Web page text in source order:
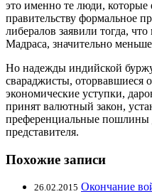
это именно те люди, которые
правительству формальное
либералов заявили тогда,
Мадраса, значительно
Но надежды индийской
свараджисты, оторвавшиеся
экономические уступки,
принят валютный закон,
преференциальные пошлины
представителя.
Похожие записи
26.02.2015 Окончание